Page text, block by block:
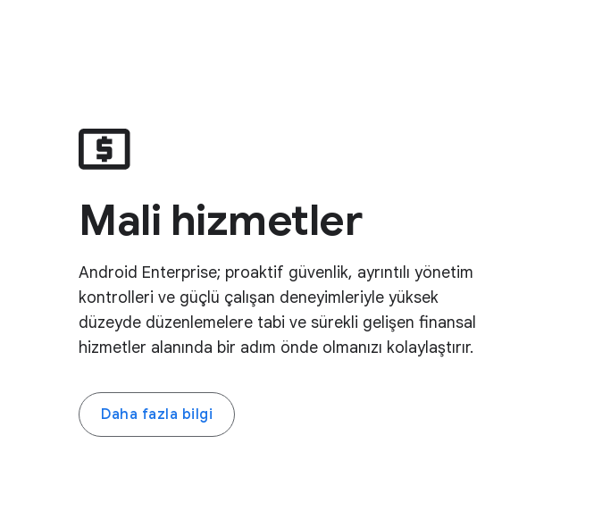
Mali hizmetler
Android Enterprise; proaktif güvenlik, ayrıntılı yönetim
kontrolleri ve güçlü çalışan deneyimleriyle yüksek
düzeyde düzenlemelere tabi ve sürekli gelişen finansal
hizmetler alanında bir adım önde olmanızı kolaylaştırır.
Daha fazla bilgi